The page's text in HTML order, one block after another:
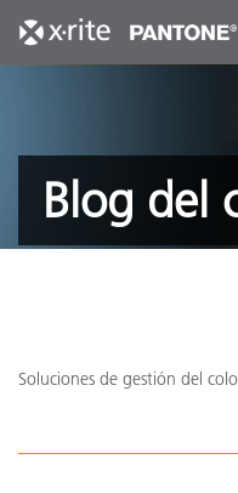
Blog del
Soluciones de gestión del